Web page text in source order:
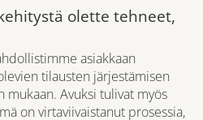
olette tehneet,
asiakkaan
tilausten järjestämisen
Avuksi tulivat myös
on virtaviivaistanut prosessia,